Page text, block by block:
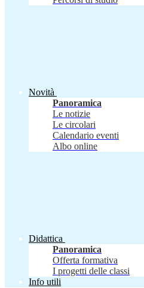
Novità
Panoramica
Le notizie
Le circolari
Calendario eventi
Albo online
Didattica
Panoramica
Offerta formativa
I progetti delle classi
Info utili